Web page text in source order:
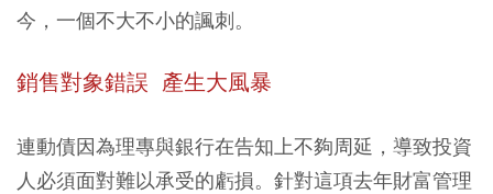
今，一個不大不小的諷刺。
銷售對象錯誤 產生大風暴
連動債因為理專與銀行在告知上不夠周延，導致投資
人必須面對難以承受的虧損。針對這項去年財富管理